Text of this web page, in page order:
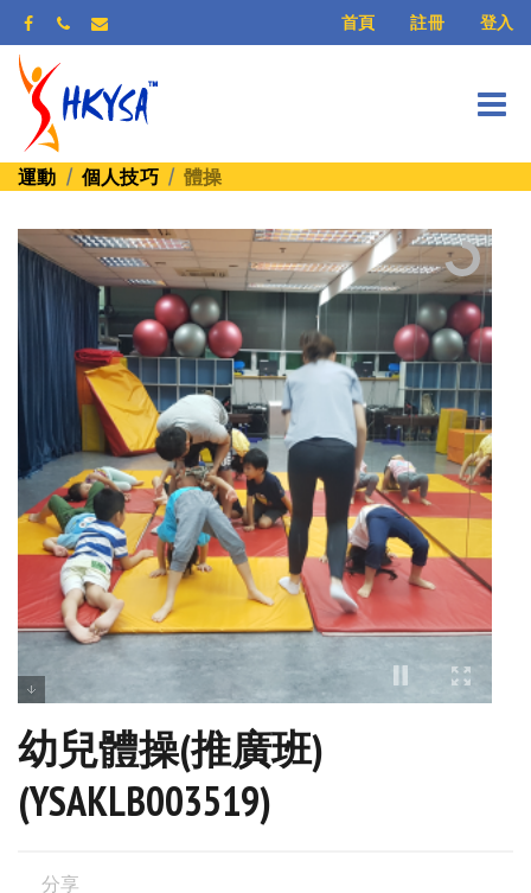
首頁 註冊 登入
運動 個人技巧 體操
幼兒體操(推廣班)
(YSAKLB003519)
分享